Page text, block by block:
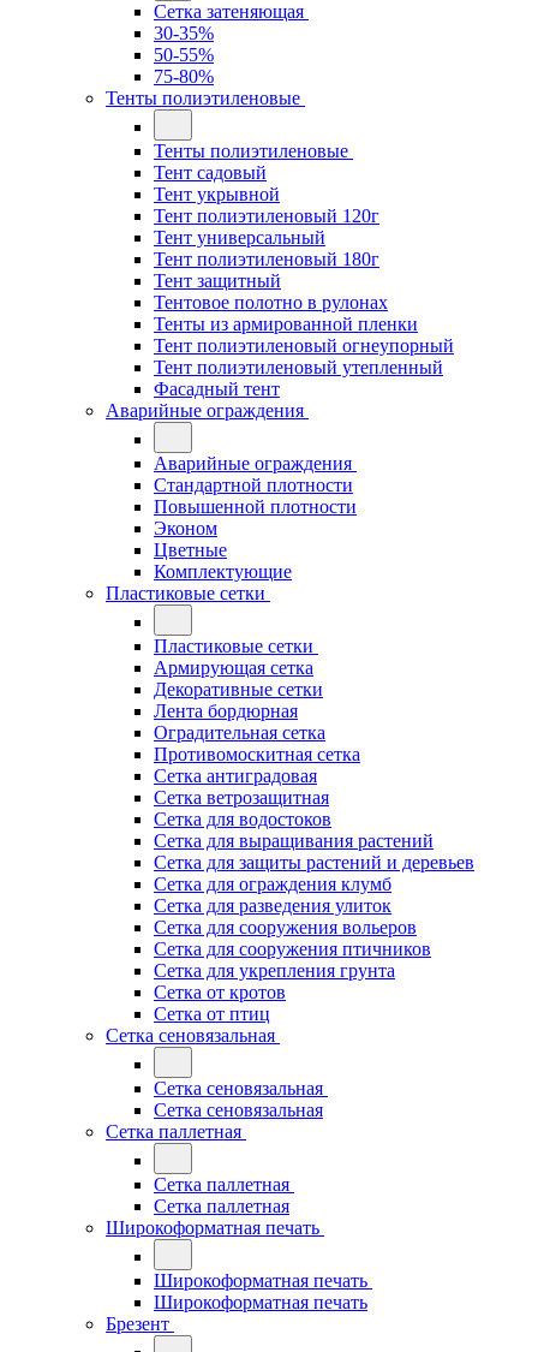
Сетка затеняющая
30-35%
50-55%
75-80%
Тенты полиэтиленовые
Тенты полиэтиленовые
Тент садовый
Тент укрывной
Тент полиэтиленовый 120г
Тент универсальный
Тент полиэтиленовый 180г
Тент защитный
Тентовое полотно в рулонах
Тенты из армированной пленки
Тент полиэтиленовый огнеупорный
Тент полиэтиленовый утепленный
Фасадный тент
Аварийные ограждения
Аварийные ограждения
Стандартной плотности
Повышенной плотности
Эконом
Цветные
Комплектующие
Пластиковые сетки
Пластиковые сетки
Армирующая сетка
Декоративные сетки
Лента бордюрная
Оградительная сетка
Противомоскитная сетка
Сетка антиградовая
Сетка ветрозащитная
Сетка для водостоков
Сетка для выращивания растений
Сетка для защиты растений и деревьев
Сетка для ограждения клумб
Сетка для разведения улиток
Сетка для сооружения вольеров
Сетка для сооружения птичников
Сетка для укрепления грунта
Сетка от кротов
Сетка от птиц
Сетка сеновязальная
Сетка сеновязальная
Сетка сеновязальная
Сетка паллетная
Сетка паллетная
Сетка паллетная
Широкоформатная печать
Широкоформатная печать
Широкоформатная печать
Брезент